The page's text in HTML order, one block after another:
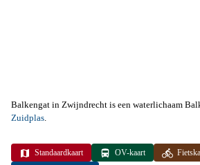
Balkengat in Zwijndrecht is een waterlichaam
Zuidplas.
Standaardkaart OV-kaart